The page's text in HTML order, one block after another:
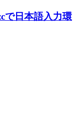
で日本語入力環